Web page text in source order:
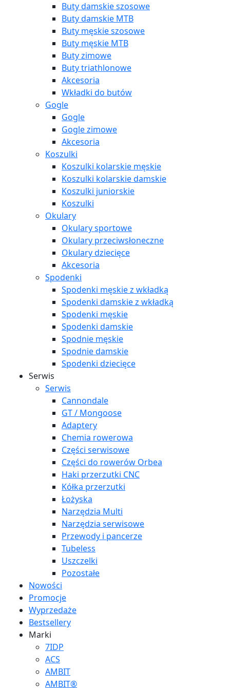
Buty damskie szosowe
Buty damskie MTB
Buty męskie szosowe
Buty męskie MTB
Buty zimowe
Buty triathlonowe
Akcesoria
Wkładki do butów
Gogle
Gogle
Gogle zimowe
Akcesoria
Koszulki
Koszulki kolarskie męskie
Koszulki kolarskie damskie
Koszulki juniorskie
Koszulki
Okulary
Okulary sportowe
Okulary przeciwsłoneczne
Okulary dziecięce
Akcesoria
Spodenki
Spodenki męskie z wkładką
Spodenki damskie z wkładką
Spodenki męskie
Spodenki damskie
Spodnie męskie
Spodnie damskie
Spodenki dziecięce
Serwis
Serwis
Cannondale
GT / Mongoose
Adaptery
Chemia rowerowa
Części serwisowe
Części do rowerów Orbea
Haki przerzutki CNC
Kółka przerzutki
Łożyska
Narzędzia Multi
Narzędzia serwisowe
Przewody i pancerze
Tubeless
Uszczelki
Pozostałe
Nowości
Promocje
Wyprzedaże
Bestsellery
Marki
7IDP
ACS
AMBIT
AMBIT®